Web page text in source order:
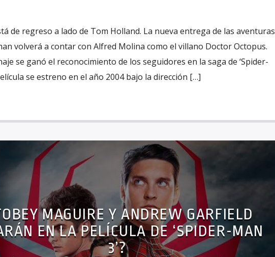
de regreso a lado de Tom Holland. La nueva entrega de las aventuras
volverá a contar con Alfred Molina como el villano Doctor Octopus.
se ganó el reconocimiento de los seguidores en la saga de ‘Spider-
se estreno en el año 2004 bajo la dirección […]
MAGUIRE Y ANDREW GARFIELD
EN LA PELÍCULA DE ‘SPIDER-MAN
3’?